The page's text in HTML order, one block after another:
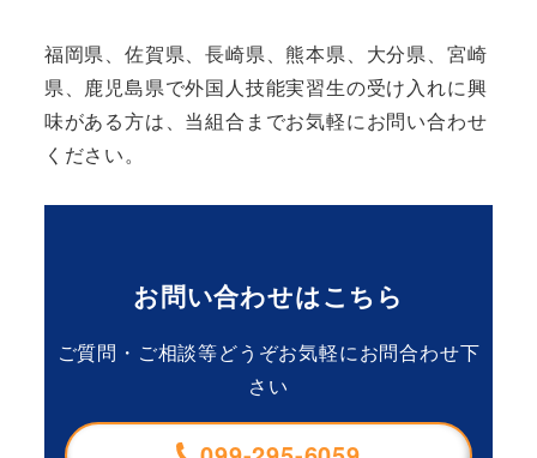
福岡県、佐賀県、長崎県、熊本県、大分県、宮崎
県、鹿児島県で外国人技能実習生の受け入れに興
味がある方は、当組合までお気軽にお問い合わせ
ください。
お問い合わせはこちら
ご質問・ご相談等どうぞお気軽にお問合わせ下
さい